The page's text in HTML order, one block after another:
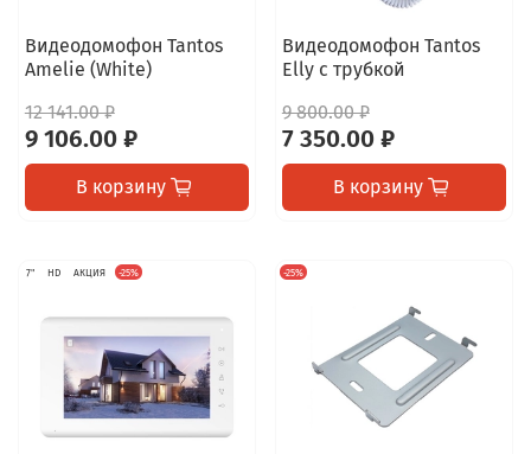
Видеодомофон Tantos
Amelie (White)
12 141.00 ₽
9 106.00 ₽
В корзину
Видеодомофон Tantos
Elly с трубкой
9 800.00 ₽
7 350.00 ₽
В корзину
7" HD АКЦИЯ -25% -25%